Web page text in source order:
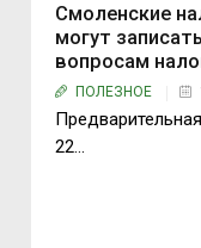
Смоленские
могут
вопросам
ПОЛЕЗНОЕ
22…